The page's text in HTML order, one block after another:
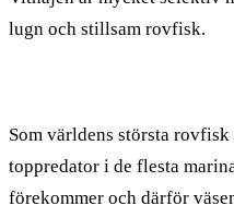
lugn och stillsam rovfisk.
Som världens största
toppredator i de flesta
förekommer och därför